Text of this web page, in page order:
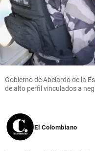
Gobierno de Abelardo de la
de alto perfil vinculados a
El Colombiano